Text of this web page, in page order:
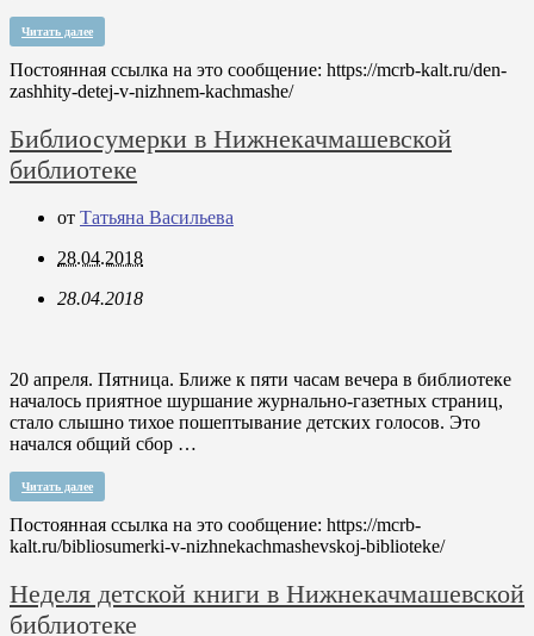
Читать далее
Постоянная ссылка на это сообщение: https://mcrb-kalt.ru/den-
zashhity-detej-v-nizhnem-kachmashe/
Библиосумерки в Нижнекачмашевской
библиотеке
от Татьяна Васильева
28.04.2018
28.04.2018
20 апреля. Пятница. Ближе к пяти часам вечера в библиотеке
началось приятное шуршание журнально-газетных страниц,
стало слышно тихое пошептывание детских голосов. Это
начался общий сбор …
Читать далее
Постоянная ссылка на это сообщение: https://mcrb-
kalt.ru/bibliosumerki-v-nizhnekachmashevskoj-biblioteke/
Неделя детской книги в Нижнекачмашевской
библиотеке